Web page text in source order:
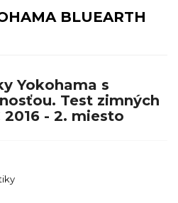
BLUEARTH
Yokohama s
Test zimných
- 2. miesto